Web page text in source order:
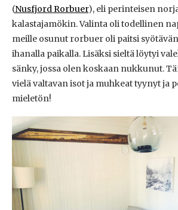
(Nusfjord Rorbuer), eli perinteisen
kalastajamökin. Valinta oli todellinen
meille osunut rorbuer oli paitsi
ihanalla paikalla. Lisäksi sieltä löytyi
sänky, jossa olen koskaan nukkunut.
vielä valtavan isot ja muhkeat tyynyt ja
mieletön!